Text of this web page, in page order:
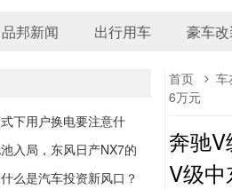
品邦新闻 出行用车 豪车
首页
车
6万元
奔驰
V级
下用户换电要注意什
入局，东风日产NX7的
么是汽车投资新风口？